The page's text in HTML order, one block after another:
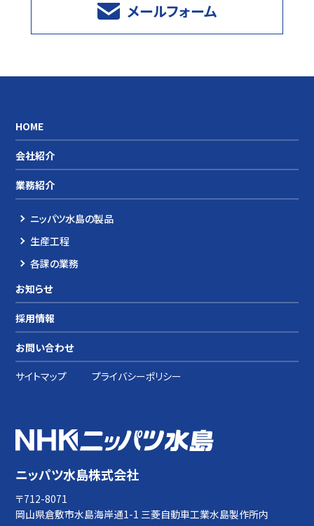
メールフォーム
HOME
会社紹介
業務紹介
ニッパツ水島の製品
生産工程
各課の業務
お知らせ
採用情報
お問い合わせ
サイトマップ プライバシーポリシー
ニッパツ水島株式会社
〒712-8071
岡山県倉敷市水島海岸通1-1 三菱自動車工業水島製作所内